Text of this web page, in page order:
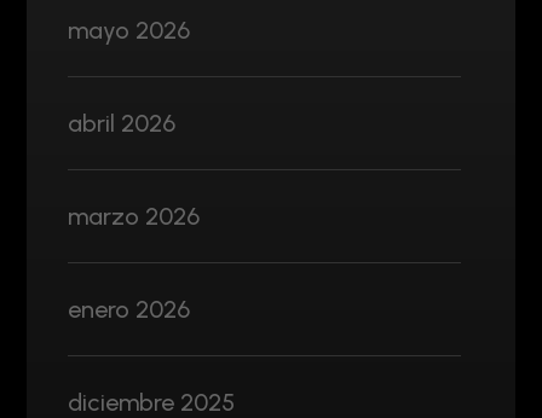
mayo 2026
abril 2026
marzo 2026
enero 2026
diciembre 2025